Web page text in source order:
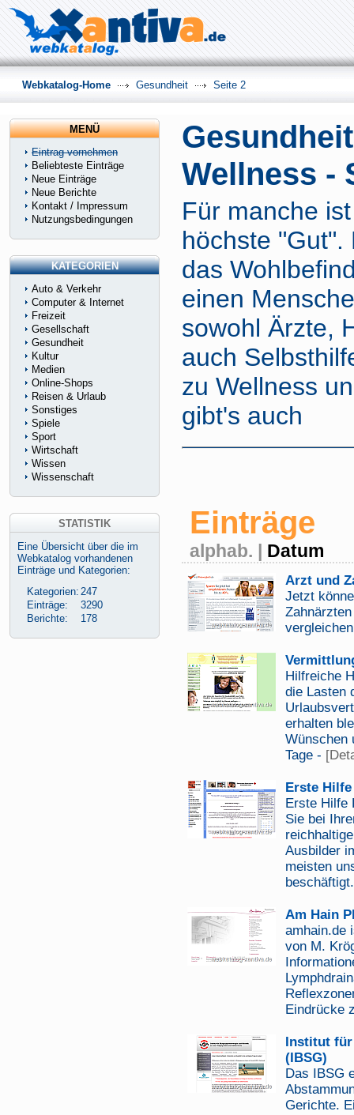
Wellness -
Für manche
höchste "Gut".
das
einen
sowohl Ärzte,
auch
zu Wellness
gibt's auch
Einträge
alphab. | Datum
Arzt und
Jetzt
Hilfreiche
die Lasten
erhalten
Wünschen
Tage -
Erste
Erste Hilfe
Sie bei
Ausbilder
meisten
Am Hain
amhain.de
von M.
Eindrücke
Institut für
(IBSG)
Das IBSG
Gerichte.
Webkatalog-Home Gesundheit Seite 2
MENÜ
Eintrag vornehmen
Beliebteste Einträge
Neue Einträge
Neue Berichte
Kontakt / Impressum
Nutzungsbedingungen
KATEGORIEN
Auto & Verkehr
Computer & Internet
Freizeit
Gesellschaft
Gesundheit
Kultur
Medien
Online-Shops
Reisen & Urlaub
Sonstiges
Spiele
Sport
Wirtschaft
Wissen
Wissenschaft
STATISTIK
Eine Übersicht über die im
Webkatalog vorhandenen
Einträge und Kategorien:
Kategorien: 247
Einträge:
3290
Berichte:
178